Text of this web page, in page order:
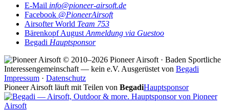
E-Mail info@pioneer-airsoft.de
Facebook @PioneerAirsoft
Airsofter World Team 753
Bärenkopf August Anmeldung via Guestoo
Begadi Hauptsponsor
© 2010–2026 Pioneer Airsoft · Baden Sportliche
Interessengemeinschaft — kein e.V. Ausgerüstet von Begadi
Impressum · Datenschutz
Pioneer Airsoft läuft mit Teilen von BegadiHauptsponsor